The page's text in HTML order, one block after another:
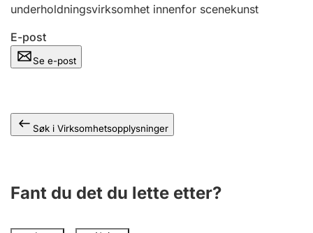
Andre tema
underholdningsvirksomhet innenfor scenekunst
E-post
Se e-post
Søk i Virksomhetsopplysninger
Fant du det du lette etter?